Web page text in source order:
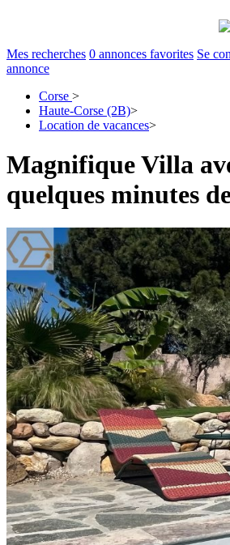
Mes recherches 0 annonces favorites Se
annonce
Corse >
Haute-Corse (2B)>
Location de vacances>
Magnifique Villa
quelques minutes